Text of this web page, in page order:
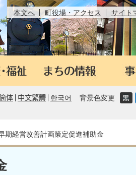
本文へ 町役場・アクセス サイト
体 中文繁體 한국어 背景色変更
期経営改善計画策定促進補助金